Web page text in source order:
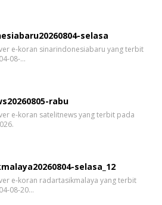
selasa
e-koran sinarindonesiabaru yang terbit
08-…
rabu
e-koran satelitnews yang terbit pada
selasa_12
e-koran radartasikmalaya yang terbit
08-20…